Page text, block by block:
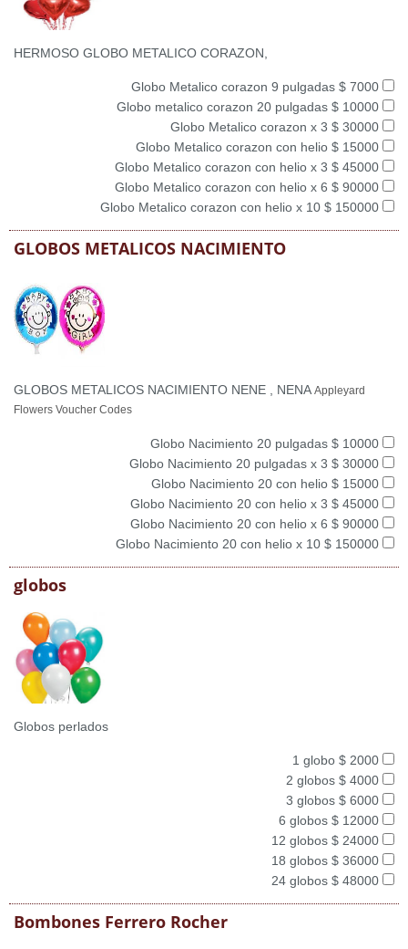
HERMOSO GLOBO METALICO CORAZON,
Globo Metalico corazon 9 pulgadas $ 7000
Globo metalico corazon 20 pulgadas $ 10000
Globo Metalico corazon x 3 $ 30000
Globo Metalico corazon con helio $ 15000
Globo Metalico corazon con helio x 3 $ 45000
Globo Metalico corazon con helio x 6 $ 90000
Globo Metalico corazon con helio x 10 $ 150000
GLOBOS METALICOS NACIMIENTO
GLOBOS METALICOS NACIMIENTO NENE , NENA Appleyard
Flowers Voucher Codes
Globo Nacimiento 20 pulgadas $ 10000
Globo Nacimiento 20 pulgadas x 3 $ 30000
Globo Nacimiento 20 con helio $ 15000
Globo Nacimiento 20 con helio x 3 $ 45000
Globo Nacimiento 20 con helio x 6 $ 90000
Globo Nacimiento 20 con helio x 10 $ 150000
globos
Globos perlados
1 globo $ 2000
2 globos $ 4000
3 globos $ 6000
6 globos $ 12000
12 globos $ 24000
18 globos $ 36000
24 globos $ 48000
Bombones Ferrero Rocher